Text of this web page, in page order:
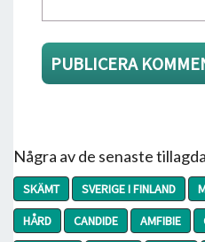
Några av de senaste
SKÄMT SVERIGE I FINLAND
HÅRD
CANDIDE AMFIBIE